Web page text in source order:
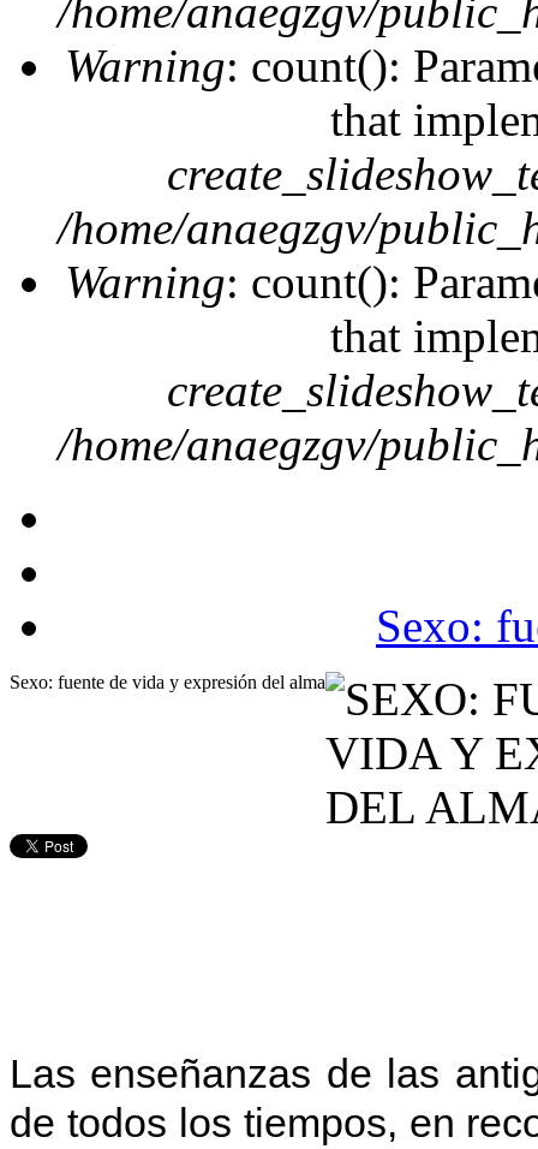
/home/anaegzgv/
Warning: count():
that
/home/anaegzgv/
Warning: count():
that
/home/anaegzgv/
Sexo:
Sexo: fuente de vida y expresión del alma
Las enseñanzas de las
de todos los tiempos, en